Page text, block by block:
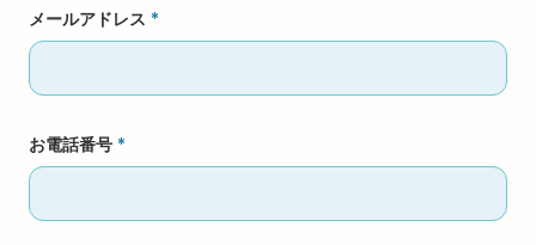
メールアドレス *
お電話番号 *